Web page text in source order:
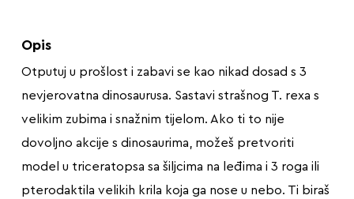
Opis
Otputuj u prošlost i zabavi se kao nikad dosad s 3
nevjerovatna dinosaurusa. Sastavi strašnog T. rexa s
velikim zubima i snažnim tijelom. Ako ti to nije
dovoljno akcije s dinosaurima, možeš pretvoriti
model u triceratopsa sa šiljcima na leđima i 3 roga ili
pterodaktila velikih krila koja ga nose u nebo. Ti biraš